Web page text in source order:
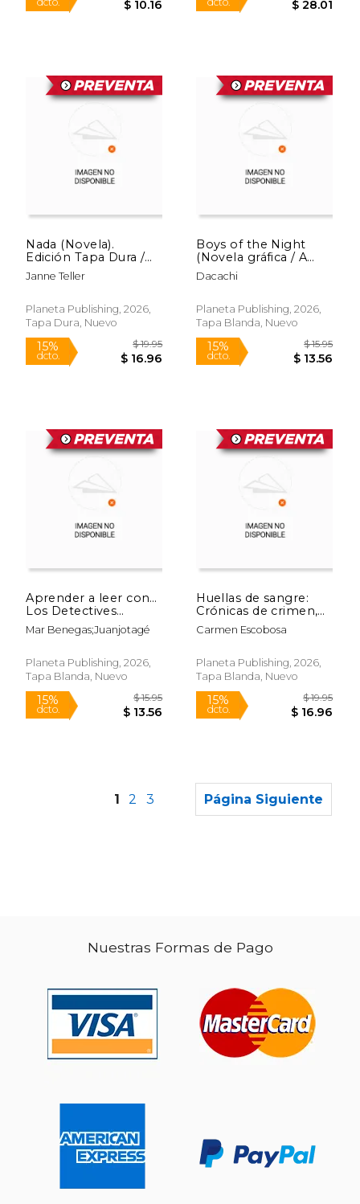
15%
dcto.
Rápido
dcto. $ 18.66 dcto. $
$ 11.95 15%
Nada (Novela).
Edición Tapa Dura /
Nothing (A Novel)
Janne Teller
Planeta Publishing, 2026,
Tapa Dura, Nuevo
Boys of the Night
(Novela gráfica / A
Graphic Novel)
Dacachi
Planeta Publishing, 2026,
Tapa Blanda, Nuevo
Aprender a leer con…
Los Detectives
Zoopencos 2. El
huevo de oro robado
the Zoopenco
Detectives series 2.
Mar Benegas;Juanjotagé
Planeta Publishing, 2026,
Tapa Blanda, Nuevo
Huellas de sangre:
Crónicas de crimen,
impunidad y
redención en ambos
Bloodstains: Stories
of Crime, Impunity,
Carmen Escobosa
Planeta Publishing, 2026,
Tapa Blanda, Nuevo
1 2 3 Página Siguiente
Nuestras Formas de Pago